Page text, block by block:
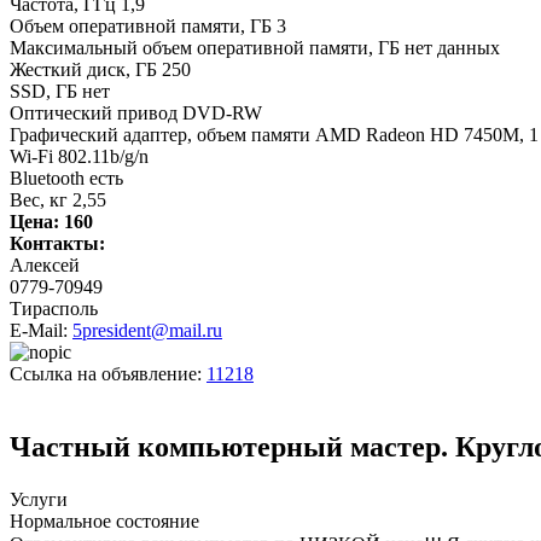
Частота, ГГц 1,9
Объем оперативной памяти, ГБ 3
Максимальный объем оперативной памяти, ГБ нет данных
Жесткий диск, ГБ 250
SSD, ГБ нет
Оптический привод DVD-RW
Графический адаптер, объем памяти AMD Radeon HD 7450M,
Wi-Fi 802.11b/g/n
Bluetooth есть
Вес, кг 2,55
Цена: 160
Контакты:
Алексей
0779-70949
Тирасполь
E-Mail: 5president@mail.ru
Ссылка на объявление: 11218
Частный компьютерный мастер.
Услуги
Нормальное состояние